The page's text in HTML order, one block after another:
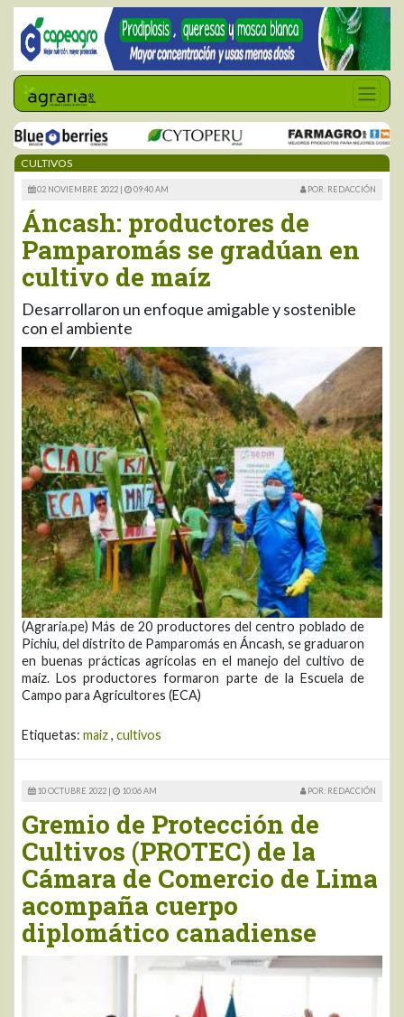
CULTIVOS
02 NOVIEMBRE 2022 | 09:40 AM POR: REDACCIÓN
Áncash: productores de
Pamparomás se gradúan en
cultivo de maíz
Desarrollaron un enfoque amigable y sostenible
con el ambiente
(Agraria.pe) Más de 20 productores del centro poblado de
Pichiu, del distrito de Pamparomás en Áncash, se graduaron
en buenas prácticas agrícolas en el manejo del cultivo de
maíz. Los productores formaron parte de la Escuela de
Campo para Agricultores (ECA)
Etiquetas: maiz, cultivos
10 OCTUBRE 2022 | 10:06 AM POR: REDACCIÓN
Gremio de Protección de
Cultivos (PROTEC) de la
Cámara de Comercio de Lima
acompaña cuerpo
diplomático canadiense